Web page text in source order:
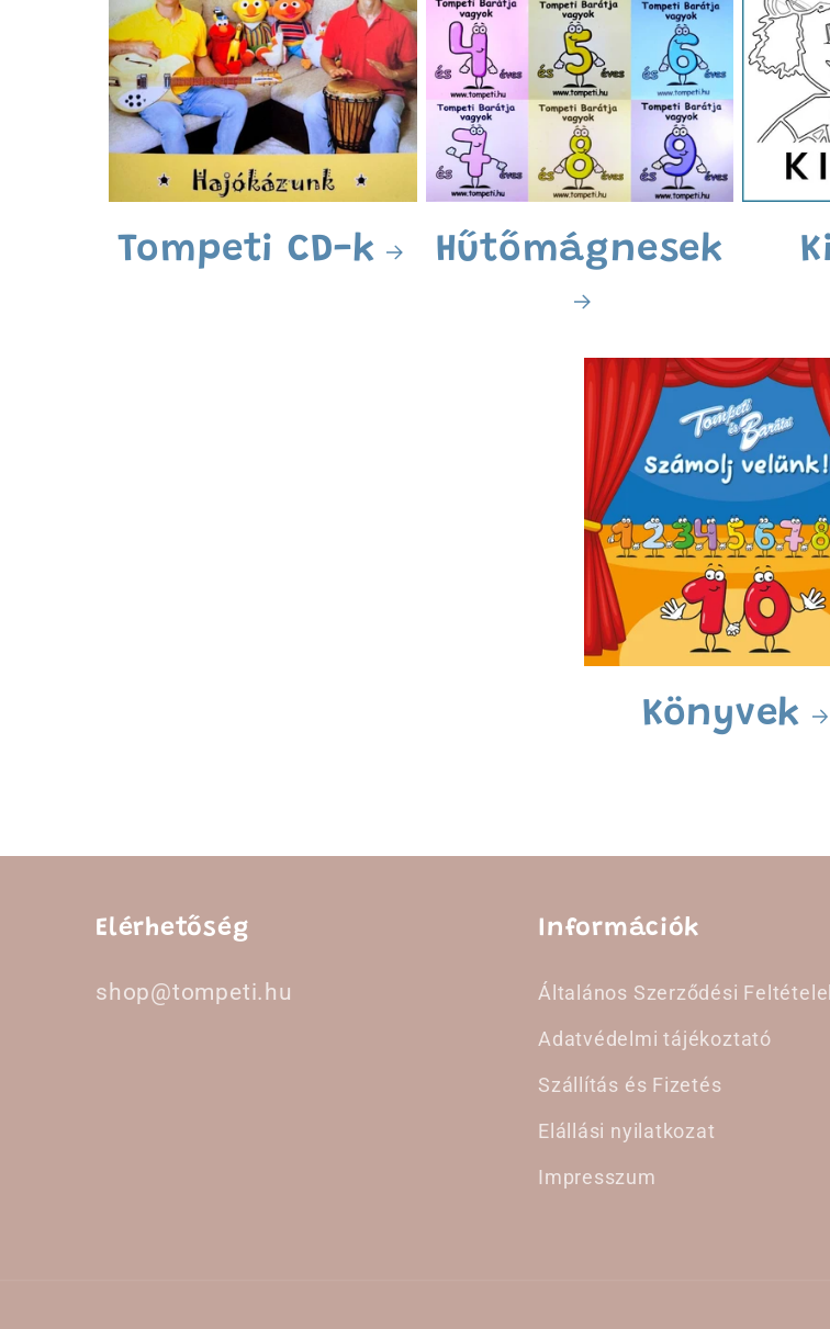
Tompeti CD-k Hűtőmágnesek
Könyvek
Elérhetőség
shop@tompeti.hu
Információk
Általános Szerződési
Adatvédelmi tájékoztató
Szállítás és Fizetés
Elállási nyilatkozat
Impresszum